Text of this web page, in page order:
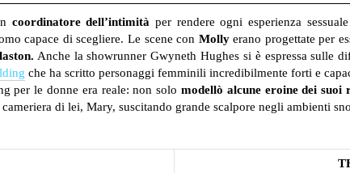
coordinatore dell’intimità per rendere ogni esperienza
capace di scegliere. Le scene con Mollyerano progettate per
Anche la showrunner Gwyneth Hughes si è espressa sulle
che ha scritto personaggi femminili incredibilmente forti e
per le donne era reale: non solo modellò alcune eroine dei
di lei, Mary, suscitando grande scalpore negli ambienti